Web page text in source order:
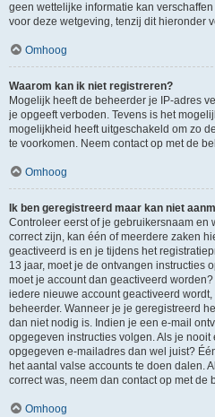
geen wettelijke informatie kan
voor deze wetgeving, tenzij dit hieronder
Omhoog
Waarom kan ik niet registreren?
Mogelijk heeft de beheerder je IP-adres
je opgeeft verboden. Tevens is het
mogelijkheid heeft uitgeschakeld om zo
te voorkomen. Neem contact op met de
Omhoog
Ik ben geregistreerd maar kan niet
Controleer eerst of je gebruikersnaam en
correct zijn, kan één of meerdere zaken
geactiveerd is en je tijdens het
13 jaar, moet je de ontvangen instructies
moet je account dan geactiveerd
iedere nieuwe account geactiveerd
beheerder. Wanneer je je geregistreerd
dan niet nodig is. Indien je een e-mail
opgegeven instructies volgen. Als je
opgegeven e-mailadres dan wel juist?
het aantal valse accounts te doen dalen.
correct was, neem dan contact op met de
Omhoog